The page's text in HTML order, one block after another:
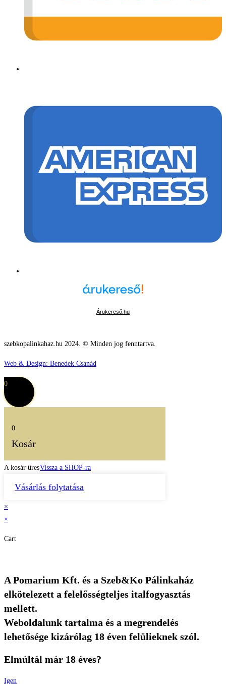
Árukereső.hu
szebkopalinkahaz.hu 2024. © Minden jog fenntartva.
Web & Design: Benedek Csanád
0
0
Kosár
A kosár üresVissza a SHOP-ra
Vásárlás folytatása
×
×
Cart
A Pomarium Kft. és a Szeb&Ko Pálinkaház
elkötelezett a felelősségteljes italfogyasztás
mellett.
Weboldalunk tartalma és a megrendelés
lehetősége kizárólag 18 éven felülieknek szól.
Elmúltál már 18 éves?
Igen